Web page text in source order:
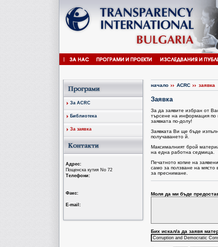
За ACRC
Библиотека
За заявка
Aдрес:
Пощенска кутия No 72
Tелефони:
Факс:
Е-mail:
начало ACRC заявка
Заявка
За да заявите избран от
търсене на информация по
заявката по-долу!
Заявката Ви ще бъде
получаването й.
Максималният брой
на една работна седмица.
Печатното копие на
само за ползване на място
за преснимане.
Моля да ми бъде
Бих искал/a да заявя